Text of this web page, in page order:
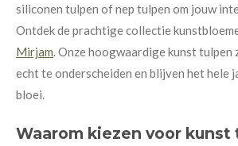
siliconen tulpen of nep tulpen om jouw
Ontdek de prachtige collectie
Mirjam . Onze hoogwaardige kunst tulpen
echt te onderscheiden en blijven het hele
bloei.
Waarom kiezen voor kunst